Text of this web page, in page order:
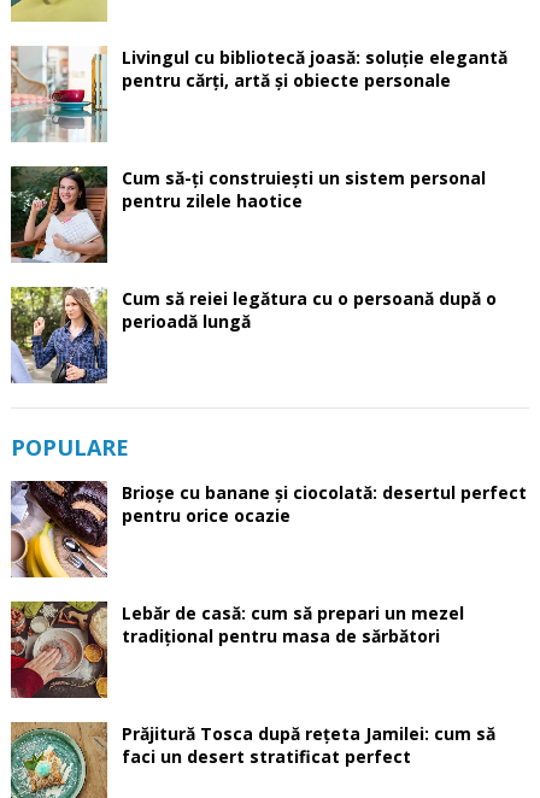
Livingul cu bibliotecă joasă: soluție elegantă
pentru cărți, artă și obiecte personale
Cum să-ți construiești un sistem personal
pentru zilele haotice
Cum să reiei legătura cu o persoană după o
perioadă lungă
POPULARE
Brioșe cu banane și ciocolată: desertul perfect
pentru orice ocazie
Lebăr de casă: cum să prepari un mezel
tradițional pentru masa de sărbători
Prăjitură Tosca după rețeta Jamilei: cum să
faci un desert stratificat perfect